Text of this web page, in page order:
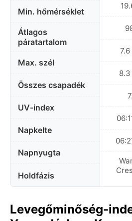
Min. hőmérséklet
Átlagos
páratartalom
Max. szél
Összes csapadék
UV-index
Napkelte
Napnyugta
Holdfázis
8.3
Levegőminőség-